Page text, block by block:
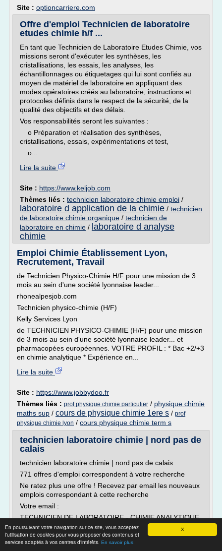
X
En poursuivant votre navigation sur ce site, vous acceptez
l'utilisation de cookies pour vous proposer des contenus et
services adaptés à vos centres d'intérêts. En savoir plus
Site : optioncarriere.com
Offre d'emploi Technicien de laboratoire
etudes chimie h/f ...
En tant que Technicien de Laboratoire Etudes Chimie, vos
missions seront d'exécuter les synthèses, les
cristallisations, les essais, les analyses, les
échantillonnages ou étiquetages qui lui sont confiés au
moyen de matériel de laboratoire en appliquant des
modes opératoires créés au laboratoire, instructions et
protocoles définis dans le respect de la sécurité, de la
qualité des objectifs et des délais.
Vos responsabilités seront les suivantes :
o Préparation et réalisation des synthèses,
cristallisations, essais, expérimentations et test,
o...
Lire la suite
Site : https://www.keljob.com
Thèmes liés : technicien laboratoire chimie emploi /
laboratoire d application de la chimie / technicien
de laboratoire chimie organique / technicien de
laboratoire en chimie / laboratoire d analyse
chimie
Emploi Chimie Établissement Lyon,
Recrutement, Travail
de Technicien Physico-Chimie H/F pour une mission de 3
mois au sein d'une société lyonnaise leader...
rhonealpesjob.com
Technicien physico-chimie (H/F)
Kelly Services Lyon
de TECHNICIEN PHYSICO-CHIMIE (H/F) pour une mission
de 3 mois au sein d'une société lyonnaise leader... et
pharmacopées européennes. VOTRE PROFIL : * Bac +2/+3
en chimie analytique * Expérience en...
Lire la suite
Site : https://www.jobbydoo.fr
Thèmes liés : prof physique chimie particulier / physique chimie
maths sup / cours de physique chimie 1ere s / prof
physique chimie lyon / cours physique chimie term s
technicien laboratoire chimie | nord pas de
calais
technicien laboratoire chimie | nord pas de calais
771 offres d'emploi correspondent à votre recherche
Ne ratez plus une offre ! Recevez par email les nouveaux
emplois correspondant à cette recherche
Votre email :
TECHNICIEN DE LABORATOIRE - CHIMIE ANALYTIQUE
H/F
Intérim | Kelly Services | Localisation : NORD-PAS-DE-
CALAIS, 59 - Lille